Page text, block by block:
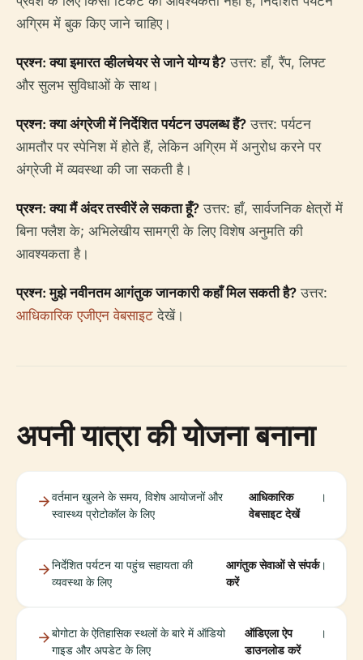
अग्रिम में बुक किए जाने चाहिए।
प्रश्न: क्या इमारत व्हीलचेयर से जाने योग्य है? उत्तर: हाँ, रैंप, लिफ्ट
और सुलभ सुविधाओं के साथ।
प्रश्न: क्या अंग्रेजी में निर्देशित पर्यटन उपलब्ध हैं? उत्तर: पर्यटन
आमतौर पर स्पेनिश में होते हैं, लेकिन अग्रिम में अनुरोध करने पर
अंग्रेजी में व्यवस्था की जा सकती है।
प्रश्न: क्या मैं अंदर तस्वीरें ले सकता हूँ? उत्तर: हाँ, सार्वजनिक क्षेत्रों में
बिना फ्लैश के; अभिलेखीय सामग्री के लिए विशेष अनुमति की
आवश्यकता है।
प्रश्न: मुझे नवीनतम आगंतुक जानकारी कहाँ मिल सकती है? उत्तर:
आधिकारिक एजीएन वेबसाइट देखें।
अपनी यात्रा की योजना बनाना
वर्तमान खुलने के समय, विशेष आयोजनों और
स्वास्थ्य प्रोटोकॉल के लिए
आधिकारिक
वेबसाइट देखें
।
निर्देशित पर्यटन या पहुंच सहायता की
व्यवस्था के लिए
आगंतुक सेवाओं से संपर्क
करें
।
बोगोटा के ऐतिहासिक स्थलों के बारे में ऑडियो
गाइड और अपडेट के लिए
ऑडिएला ऐप
डाउनलोड करें
।